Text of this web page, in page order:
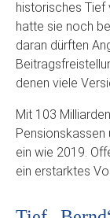
historisches Tief
hatte sie noch
daran dürften
denen viele
Mit 103
ein wie 2019.
ein erstarktes